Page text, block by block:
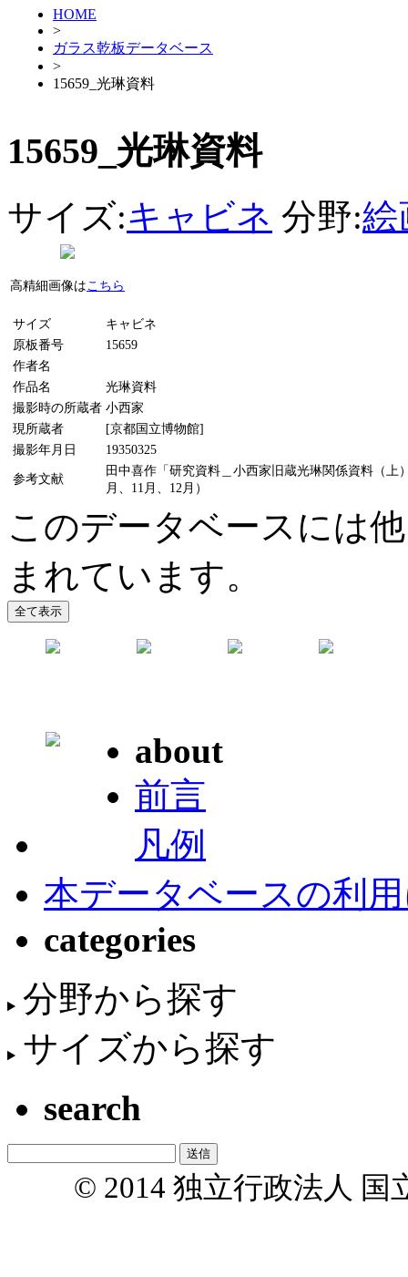
HOME
>
ガラス乾板データベース
>
15659_光琳資料
15659_光琳資料
サイズ:キャビネ 分野:絵
高精細画像はこちら
サイズ
キャビネ
原板番号
15659
作者名
作品名
光琳資料
撮影時の所蔵者 小西家
現所蔵者
[京都国立博物館]
撮影年月日
19350325
参考文献
田中喜作「研究資料＿小西家旧蔵光琳関係資料（上
月、11月、12月）
このデータベースには
まれています。
about
前言
凡例
本データベースの利
categories
分野から探す
サイズから探す
search
© 2014 独立行政法人 国